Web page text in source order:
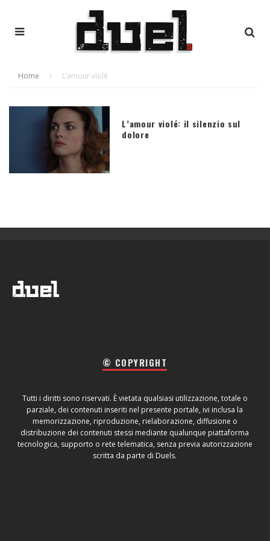
Home L’amour violé
L’amour violé: il silenzio sul
dolore
© COPYRIGHT
Tutti i diritti sono riservati. È vietata qualsiasi utilizzazione, totale o
parziale, dei contenuti inseriti nel presente portale, ivi inclusa la
memorizzazione, riproduzione, rielaborazione, diffusione o
distribuzione dei contenuti stessi mediante qualunque piattaforma
tecnologica, supporto o rete telematica, senza previa autorizzazione
scritta da parte di Duels.